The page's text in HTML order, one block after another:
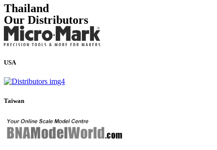
Thailand
Our Distributors
USA
Taiwan